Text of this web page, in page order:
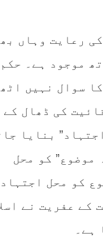
رعایت وہاں
موجود ہے۔ حکم
سوال نہیں
کی ڈھال کے
بنایا
موضوع” کو محل
کو محل اجتہاد
کے عفریت نے
ہے۔